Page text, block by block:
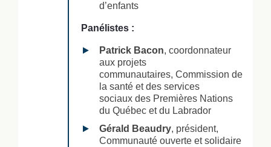
d’enfants
Panélistes :
Patrick Bacon, coordonnateur
aux projets
communautaires, Commission de
la santé et des services
sociaux des Premières Nations
du Québec et du Labrador
Gérald Beaudry, président,
Communauté ouverte et solidaire